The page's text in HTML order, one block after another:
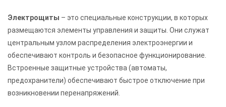
Электрощиты – это специальные конструкции, в которых
размещаются элементы управления и защиты. Они служат
центральным узлом распределения электроэнергии и
обеспечивают контроль и безопасное функционирование.
Встроенные защитные устройства (автоматы,
предохранители) обеспечивают быстрое отключение при
возникновении перенапряжений.